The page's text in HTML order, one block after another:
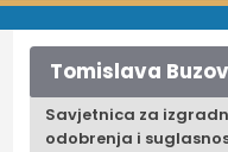
Tomislava Buzov
Savjetnica za
odobrenja i